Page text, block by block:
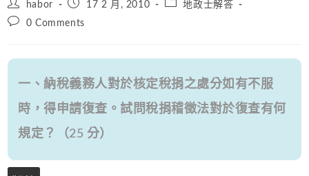
Post
author:
habor
Post17 2 月, 2010
Post地政士解答
Post0 Comments
一、納稅義務人對於核定稅捐之處分如有不服
時，得申請復查。試問稅捐稽徵法對於復查有何
規定？（25 分）